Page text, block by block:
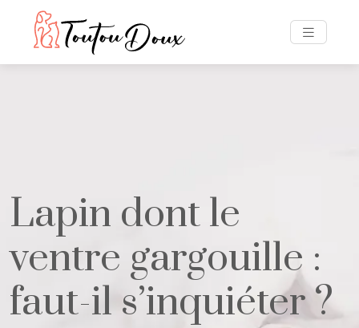
Lapin dont le
ventre gargouille :
faut-il s’inquiéter ?